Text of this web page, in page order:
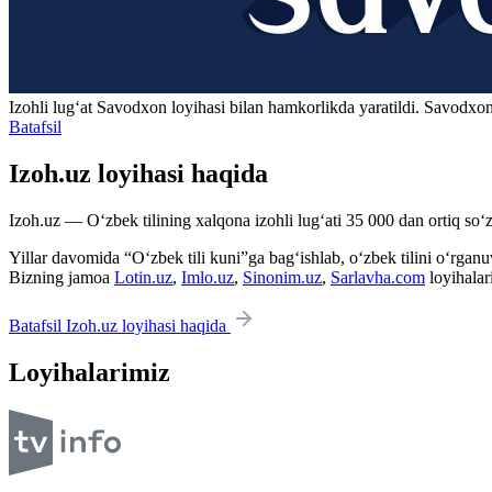
Izohli lugʻat Savodxon loyihasi bilan hamkorlikda yaratildi.
Batafsil
Izoh.uz loyihasi haqida
Izoh.uz — O‘zbek tilining xalqona izohli lug‘ati 35 000 dan ortiq
Yillar davomida “O‘zbek tili kuni”ga bag‘ishlab, o‘zbek tilini
Bizning jamoa Lotin.uz, Imlo.uz, Sinonim.uz, Sarlavha.com
Batafsil Izoh.uz loyihasi haqida
Loyihalarimiz